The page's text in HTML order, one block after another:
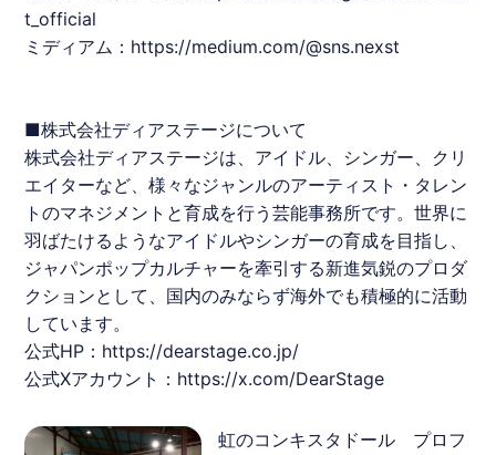
t_official
ミディアム： https://medium.com/@sns.nexst
■株式会社ディアステージについて
株式会社ディアステージは、アイドル、シンガー、クリ
エイターなど、様々なジャンルのアーティスト・タレン
トのマネジメントと育成を行う芸能事務所です。世界に
羽ばたけるようなアイドルやシンガーの育成を目指し、
ジャパンポップカルチャーを牽引する新進気鋭のプロダ
クションとして、国内のみならず海外でも積極的に活動
しています。
公式HP： https://dearstage.co.jp/
公式Xアカウント： https://x.com/DearStage
虹のコンキスタドール プロフ